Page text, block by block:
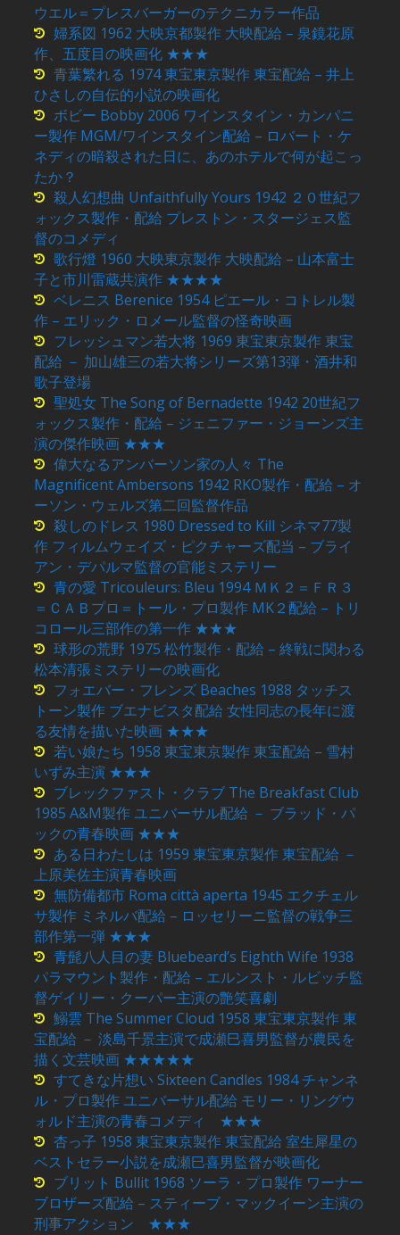
ウエル＝プレスバーガーのテクニカラー作品
婦系図 1962 大映京都製作 大映配給 – 泉鏡花原
作、五度目の映画化 ★★★
青葉繁れる 1974 東宝東京製作 東宝配給 – 井上
ひさしの自伝的小説の映画化
ボビー Bobby 2006 ワインスタイン・カンパニ
ー製作 MGM/ワインスタイン配給 – ロバート・ケ
ネディの暗殺された日に、あのホテルで何が起こっ
たか？
殺人幻想曲 Unfaithfully Yours 1942 ２０世紀フ
ォックス製作・配給 プレストン・スタージェス監
督のコメディ
歌行燈 1960 大映東京製作 大映配給 – 山本富士
子と市川雷蔵共演作 ★★★★
ベレニス Berenice 1954 ピエール・コトレル製
作 – エリック・ロメール監督の怪奇映画
フレッシュマン若大将 1969 東宝東京製作 東宝
配給 － 加山雄三の若大将シリーズ第13弾・酒井和
歌子登場
聖処女 The Song of Bernadette 1942 20世紀フ
ォックス製作・配給 – ジェニファー・ジョーンズ主
演の傑作映画 ★★★
偉大なるアンバーソン家の人々 The
Magnificent Ambersons 1942 RKO製作・配給 – オ
ーソン・ウェルズ第二回監督作品
殺しのドレス 1980 Dressed to Kill シネマ77製
作 フィルムウェイズ・ピクチャーズ配当 – ブライ
アン・デパルマ監督の官能ミステリー
青の愛 Tricouleurs: Bleu 1994 ＭＫ２＝ＦＲ３
＝ＣＡＢプロ＝トール・プロ製作 MK２配給 – トリ
コロール三部作の第一作 ★★★
球形の荒野 1975 松竹製作・配給 – 終戦に関わる
松本清張ミステリーの映画化
フォエバー・フレンズ Beaches 1988 タッチス
トーン製作 ブエナビスタ配給 女性同志の長年に渡
る友情を描いた映画 ★★★
若い娘たち 1958 東宝東京製作 東宝配給 – 雪村
いずみ主演 ★★★
ブレックファスト・クラブ The Breakfast Club
1985 A&M製作 ユニバーサル配給 － ブラッド・パ
ックの青春映画 ★★★
ある日わたしは 1959 東宝東京製作 東宝配給 －
上原美佐主演青春映画
無防備都市 Roma città aperta 1945 エクチェル
サ製作 ミネルバ配給 – ロッセリーニ監督の戦争三
部作第一弾 ★★★
青髭八人目の妻 Bluebeard’s Eighth Wife 1938
パラマウント製作・配給 – エルンスト・ルビッチ監
督ゲイリー・クーパー主演の艶笑喜劇
鰯雲 The Summer Cloud 1958 東宝東京製作 東
宝配給 － 淡島千景主演で成瀬巳喜男監督が農民を
描く文芸映画 ★★★★★
すてきな片想い Sixteen Candles 1984 チャンネ
ル・プロ製作 ユニバーサル配給 モリー・リングウ
ォルド主演の青春コメディ ★★★
杏っ子 1958 東宝東京製作 東宝配給 室生犀星の
ベストセラー小説を成瀬巳喜男監督が映画化
ブリット Bullit 1968 ソーラ・プロ製作 ワーナー
ブロザーズ配給 – スティーブ・マックイーン主演の
刑事アクション ★★★